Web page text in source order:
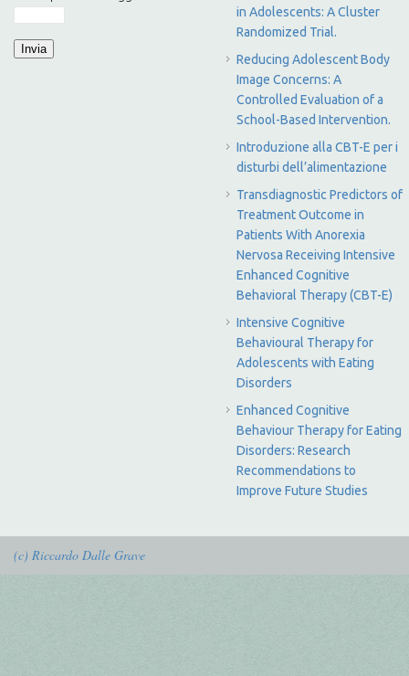
in Adolescents: A Cluster
Randomized Trial.
Reducing Adolescent Body
Image Concerns: A
Controlled Evaluation of a
School-Based Intervention.
Introduzione alla CBT-E per i
disturbi dell’alimentazione
Transdiagnostic Predictors of
Treatment Outcome in
Patients With Anorexia
Nervosa Receiving Intensive
Enhanced Cognitive
Behavioral Therapy (CBT-E)
Intensive Cognitive
Behavioural Therapy for
Adolescents with Eating
Disorders
Enhanced Cognitive
Behaviour Therapy for Eating
Disorders: Research
Recommendations to
Improve Future Studies
(c) Riccardo Dalle Grave